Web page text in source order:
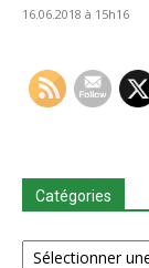
16.06.2018 à 15h16
Catégories
Catégories